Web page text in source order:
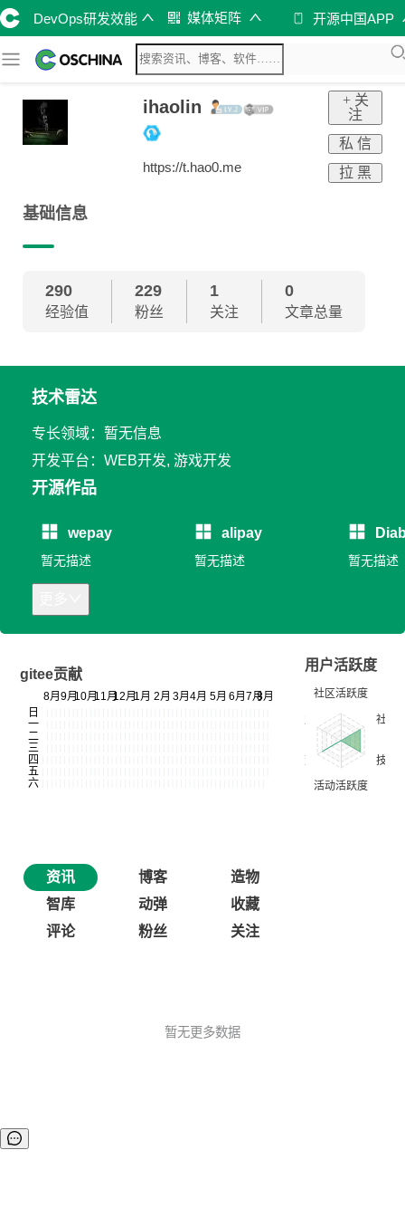
DevOps研发效能 媒体矩阵 开源中国APP
ihaolin
https://t.hao0.me
+ 关
注
私 信
拉 黑
基础信息
290
经验值
229
粉丝
1
关注
0
文章总量
技术雷达
专长领域：暂无信息
开发平台：WEB开发, 游戏开发
开源作品
wepay
暂无描述
alipay
暂无描述 暂无描述
gitee贡献
用户活跃度
资讯 博客
造物
智库
动弹
收藏
评论
粉丝 关注
暂无更多数据